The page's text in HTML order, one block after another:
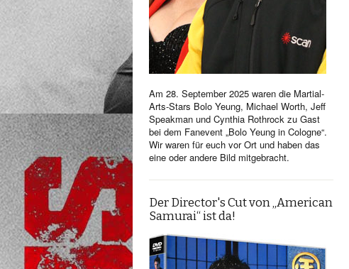
Am 28. September 2025 waren die Martial-
Arts-Stars Bolo Yeung, Michael Worth, Jeff
Speakman und Cynthia Rothrock zu Gast
bei dem Fanevent „Bolo Yeung in Cologne“.
Wir waren für euch vor Ort und haben das
eine oder andere Bild mitgebracht.
Der Director's Cut von „American
Samurai“ ist da!